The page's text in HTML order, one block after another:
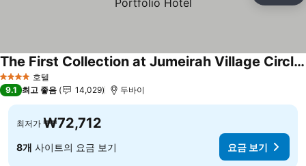
4 성급 호텔
The First Collection at Jumeirah Village Circle, a Tribute Portfolio Hotel
요금 보기
9.1 최고 좋음 14,029 두바이
최저가 ₩72,712
8개 사이트의 요금 보기 요금 보기